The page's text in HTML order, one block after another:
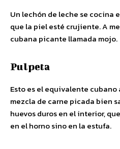
Un lechón de leche se cocina
que la piel esté crujiente. A
cubana picante llamada mojo.
Pulpeta
Esto es el equivalente cubano
mezcla de carne picada bien
huevos duros en el interior,
en el horno sino en la estufa.